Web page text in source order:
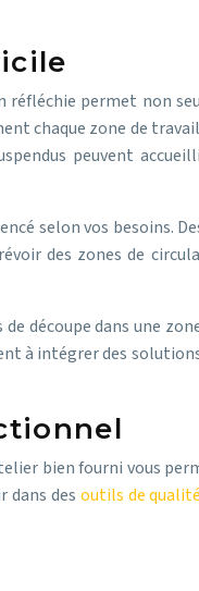
permet non
chaque zone de
peuvent
selon vos besoins.
des zones de
découpe dans une
à intégrer des
bien fourni vous
dans des outils de qualité